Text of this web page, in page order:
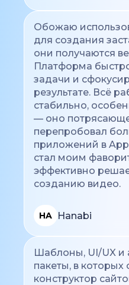
Обожаю
для создания
они получаются
Платформа
задачи и
результате. Всё
стабильно,
— оно
перепробовал
приложений в
стал моим
эффективно
созданию видео.
HA Hanabi
Шаблоны, UI/UX и
пакеты, в
конструктор